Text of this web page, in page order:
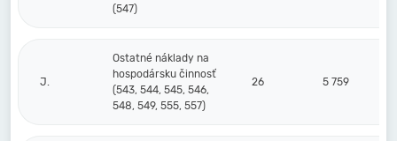
(547)
J.
Ostatné náklady na
hospodársku činnosť
(543, 544, 545, 546,
548, 549, 555, 557)
26 5 759